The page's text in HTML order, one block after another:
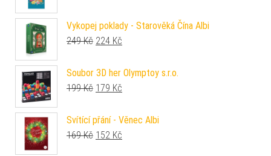
Vykopej poklady - Starověká Čína Albi
249Kč Původní cena byla: 249 Kč.
224 Kč
Soubor 3D her Olymptoy s.r.o.
199Kč Původní cena byla: 199 Kč.
179 Kč
Svítící přání - Věnec Albi
169Kč Původní cena byla: 169 Kč.
152 Kč